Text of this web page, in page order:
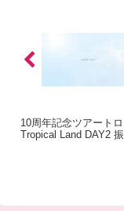
10周年記念ツアート
Tropical Land DAY2